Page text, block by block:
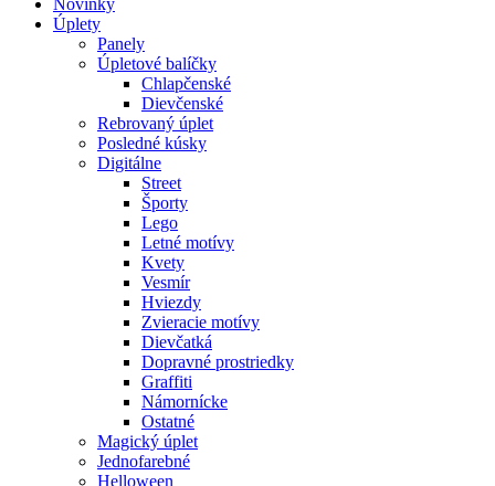
Novinky
Úplety
Panely
Úpletové balíčky
Chlapčenské
Dievčenské
Rebrovaný úplet
Posledné kúsky
Digitálne
Street
Športy
Lego
Letné motívy
Kvety
Vesmír
Hviezdy
Zvieracie motívy
Dievčatká
Dopravné prostriedky
Graffiti
Námornícke
Ostatné
Magický úplet
Jednofarebné
Helloween